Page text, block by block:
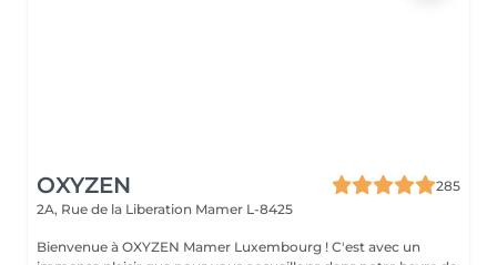
OXYZEN
285
2A, Rue de la Liberation Mamer L-8425
Bienvenue à OXYZEN Mamer Luxembourg ! C'est avec un